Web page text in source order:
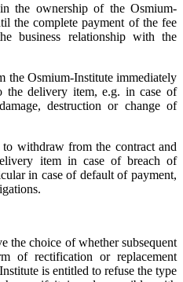
the ownership of the Osmium-
the complete payment of the fee
business relationship with the
the Osmium-Institute immediately
the delivery item, e.g. in case of
destruction or change of
withdraw from the contract and
item in case of breach of
in case of default of payment,
the choice of whether subsequent
of rectification or replacement
is entitled to refuse the type